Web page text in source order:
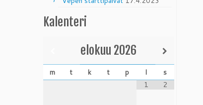
Kalenteri
elokuu 2026
m t k t p l
s
1
2